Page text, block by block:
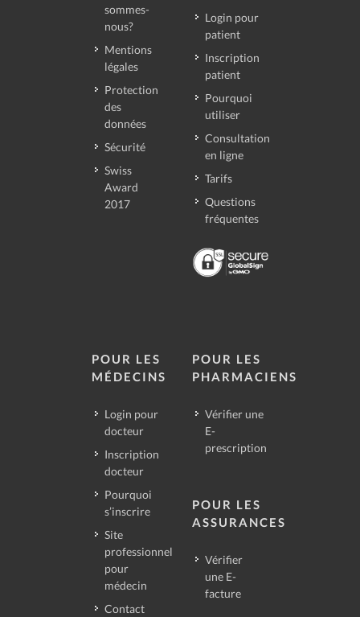
sommes-
nous?
Mentions
légales
Protection
des
données
Sécurité
Swiss
Award
2017
Login pour
patient
Inscription
patient
Pourquoi
utiliser
Consultation
en ligne
Tarifs
Questions
fréquentes
POUR LES
MÉDECINS
Login pour
docteur
Inscription
docteur
Pourquoi
s’inscrire
Site
professionnel
pour
médecin
Contact
POUR LES
PHARMACIENS
Vérifier une
E-
prescription
POUR LES
ASSURANCES
Vérifier
une E-
facture